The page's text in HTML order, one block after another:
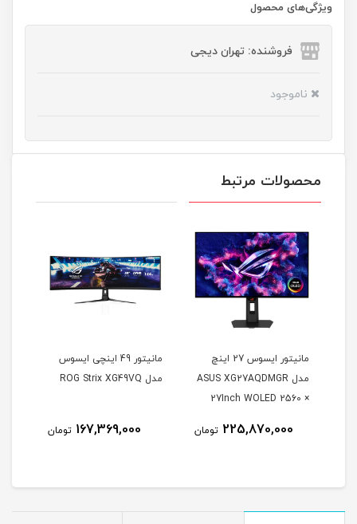
ویژگی‌های محصول
فروشنده: تهران دیجی
ناموجود
محصولات مرتبط
مانیتور ایسوس 27 اینچ
مدل ASUS XG27AQDMGR
27Inch WOLED 2560 ×
250Nits Matte ROG OLED
225,870,000 تومان
مانیتور 49 اینچی ایسوس
مدل ROG Strix XG49VQ
167,369,000 تومان